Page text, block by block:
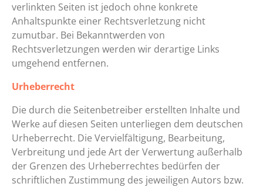
verlinkten Seiten ist jedoch ohne konkrete
Anhaltspunkte einer Rechtsverletzung nicht
zumutbar. Bei Bekanntwerden von
Rechtsverletzungen werden wir derartige Links
umgehend entfernen.
Urheberrecht
Die durch die Seitenbetreiber erstellten Inhalte und
Werke auf diesen Seiten unterliegen dem deutschen
Urheberrecht. Die Vervielfältigung, Bearbeitung,
Verbreitung und jede Art der Verwertung außerhalb
der Grenzen des Urheberrechtes bedürfen der
schriftlichen Zustimmung des jeweiligen Autors bzw.